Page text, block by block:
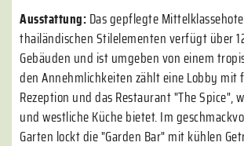
Ausstattung:Das gepflegte
thailändischen Stilelementen verfügt über
Gebäuden und ist umgeben von einem
den Annehmlichkeiten zählt eine Lobby mit
Rezeption und das Restaurant "The Spice",
und westliche Küche bietet. Im
Garten lockt die "Garden Bar" mit kühlen